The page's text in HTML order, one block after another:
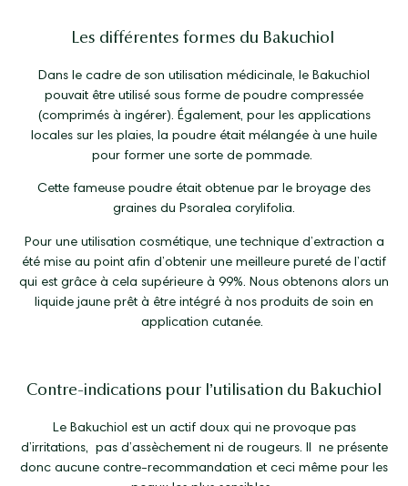
Les différentes formes du Bakuchiol
Dans le cadre de son utilisation médicinale, le Bakuchiol
pouvait être utilisé sous forme de poudre compressée
(comprimés à ingérer). Également, pour les applications
locales sur les plaies, la poudre était mélangée à une huile
pour former une sorte de pommade.
Cette fameuse poudre était obtenue par le broyage des
graines du Psoralea corylifolia.
Pour une utilisation cosmétique, une technique d’extraction a
été mise au point afin d’obtenir une meilleure pureté de l’actif
qui est grâce à cela supérieure à 99%. Nous obtenons alors un
liquide jaune prêt à être intégré à nos produits de soin en
application cutanée.
Contre-indications pour l’utilisation du Bakuchiol
Le Bakuchiol est un actif doux qui ne provoque pas
d’irritations, pas d’assèchement ni de rougeurs. Il ne présente
donc aucune contre-recommandation et ceci même pour les